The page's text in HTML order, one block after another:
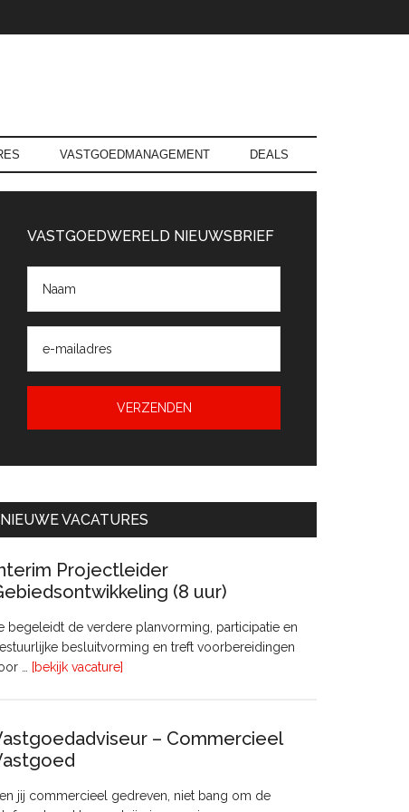
VASTGOEDMANAGEMENT DEALS
Sidebar
VASTGOEDWERELD NIEUWSBRIEF
NIEUWE VACATURES
Projectleider
(8 uur)
begeleidt de verdere planvorming, participatie en
besluitvorming en treft voorbereidingen
…
[bekijk vacature]
uur) – Commercieel
jij commercieel gedreven, niet bang om de